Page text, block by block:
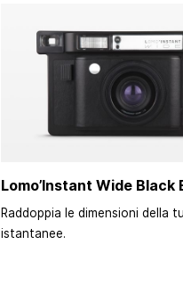
Lomo’Instant Wide Black
Raddoppia le dimensioni della
istantanee.